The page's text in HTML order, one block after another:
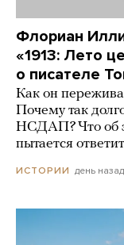
Флориан
«1913: Лето
о писателе
Как он
Почему так
НСДАП? Что об
пытается
ИСТОРИИ день назад